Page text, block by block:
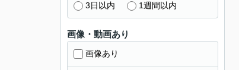
3日以内 1週間以内
画像・動画あり
画像あり